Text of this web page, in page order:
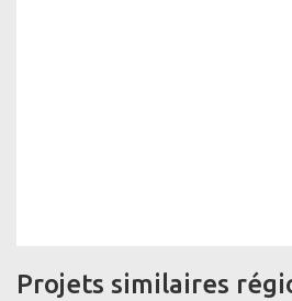
Projets similaires